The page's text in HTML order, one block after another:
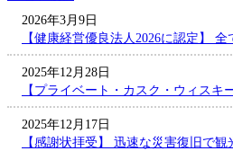
2026年3月9日
【健康経営優良法人2026に認定】
2025年12月28日
【プライベート・カスク・ウィスキ
2025年12月17日
【感謝状拝受】 迅速な災害復旧で